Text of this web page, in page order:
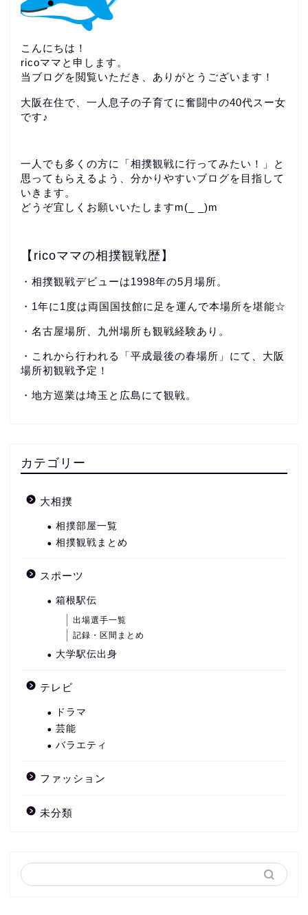
こんにちは！
ricoママと申します。
当ブログを閲覧いただき、ありがとうございます！
大阪在住で、一人息子の子育てに奮闘中の40代スー女
です♪
一人でも多くの方に「相撲観戦に行ってみたい！」と
思ってもらえるよう、分かりやすいブログを目指して
いきます。
どうぞ宜しくお願いいたしますm(_ _)m
【ricoママの相撲観戦歴】
・相撲観戦デビューは1998年の5月場所。
・1年に1度は両国国技館に足を運んで本場所を堪能☆
・名古屋場所、九州場所も観戦経験あり。
・これから行われる「平成最後の春場所」にて、大阪
場所初観戦予定！
・地方巡業は埼玉と広島にて観戦。
カテゴリー
大相撲
相撲部屋一覧
相撲観戦まとめ
スポーツ
箱根駅伝
出場選手一覧
記録・区間まとめ
大学駅伝出身
テレビ
ドラマ
芸能
バラエティ
ファッション
未分類